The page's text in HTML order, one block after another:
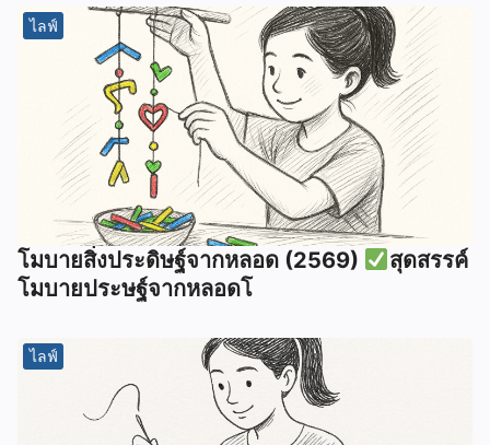
ไลฟ์
โมบายสิ่งประดิษฐ์จากหลอด (2569)
สุดสรรค์
โมบายประษฐ์จากหลอดโ
ไลฟ์